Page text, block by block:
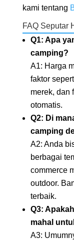
kami tentang
FAQ Seputar
Q1: Apa
camping?
A1: Harga
faktor
merek, dan
otomatis.
Q2: Di
camping
A2: Anda
berbagai
commerce
outdoor.
terbaik.
Q3:
mahal
A3: